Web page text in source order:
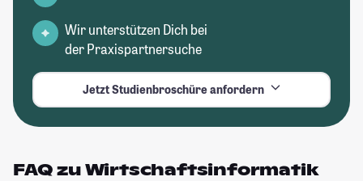
Wir unterstützen Dich bei
der Praxispartnersuche
Jetzt Studienbroschüre anfordern
FAQ zu Wirtschaftsinformatik